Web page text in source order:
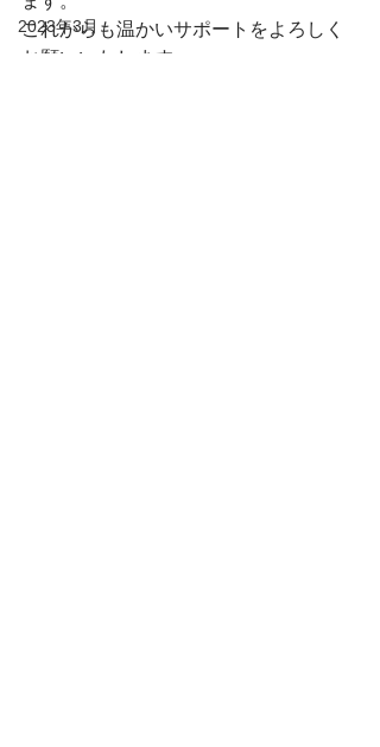
2023年3月
これからも温かいサポートをよろしく
お願いいたします。